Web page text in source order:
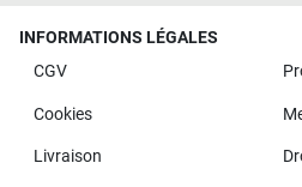
INFORMATIONS LÉGALES
CGV
Cookies
Livraison